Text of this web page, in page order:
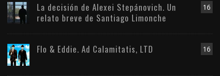
16
La decisión de Alexei Stepánovich. Un
relato breve de Santiago Limonche
16
Flo & Eddie. Ad Calamitatis, LTD